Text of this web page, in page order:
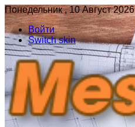
Понедельник , 10 Август 2026
Войти
Switch skin